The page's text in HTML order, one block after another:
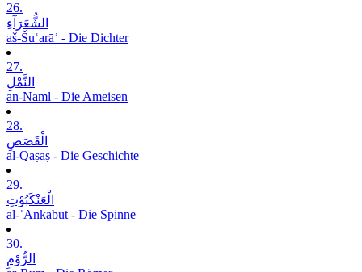
26.
الشُّعَرَآءِ
aš-Šuʿarāʾ - Die Dichter
27.
النَّمْلِ
an-Naml - Die Ameisen
28.
الْقَصَصِ
al-Qaṣaṣ - Die Geschichte
29.
الْعَنْکَبُوْتِ
al-ʿAnkabūt - Die Spinne
30.
الرُّوْمِ